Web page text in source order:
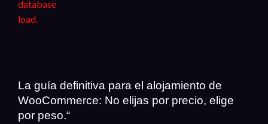
La guía definitiva para el alojamiento de
WooCommerce: No elijas por precio, elige
por peso.“